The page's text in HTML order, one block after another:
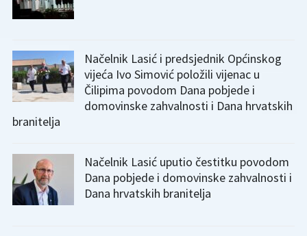
Načelnik Lasić i predsjednik Općinskog
vijeća Ivo Simović položili vijenac u
Čilipima povodom Dana pobjede i
domovinske zahvalnosti i Dana hrvatskih
branitelja
Načelnik Lasić uputio čestitku povodom
Dana pobjede i domovinske zahvalnosti i
Dana hrvatskih branitelja